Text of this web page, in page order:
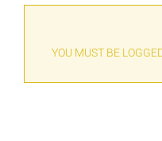
YOU MUST BE